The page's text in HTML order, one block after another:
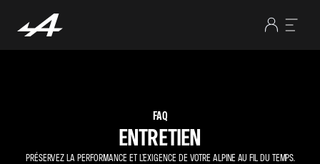
FAQ
ENTRETIEN
PRÉSERVEZ LA PERFORMANCE ET L’EXIGENCE DE VOTRE ALPINE AU FIL DU TEMPS.